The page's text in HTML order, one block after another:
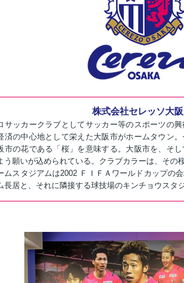
株式会社セレッソ大阪
サッカークラブとしてサッカー等のスポーツの
済の中心地として栄えた大阪市がホームタウン
市の花である「桜」を意味する。大阪市を、そ
う願いが込められている。クラブカラーは、その
ムスタジアムは2002 ＦＩＦＡワールドカップの
長居と、それに隣接する球技場のキンチョウスタジ